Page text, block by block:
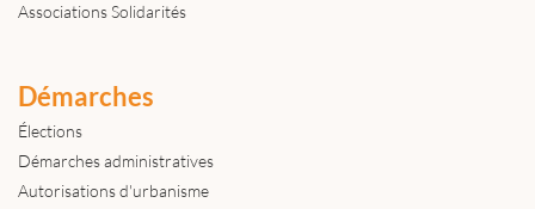
Associations Solidarités
Démarches
Élections
Démarches administratives
Autorisations d'urbanisme